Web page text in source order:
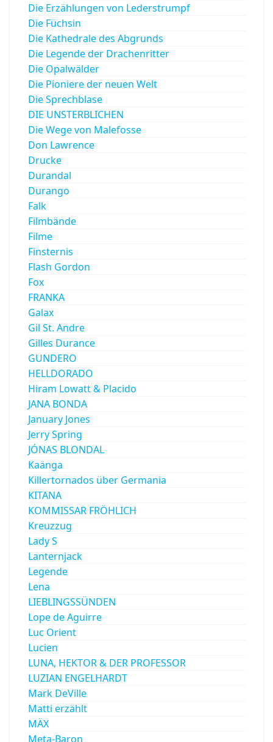
Die Erzählungen von Lederstrumpf
Die Füchsin
Die Kathedrale des Abgrunds
Die Legende der Drachenritter
Die Opalwälder
Die Pioniere der neuen Welt
Die Sprechblase
DIE UNSTERBLICHEN
Die Wege von Malefosse
Don Lawrence
Drucke
Durandal
Durango
Falk
Filmbände
Filme
Finsternis
Flash Gordon
Fox
FRANKA
Galax
Gil St. Andre
Gilles Durance
GUNDERO
HELLDORADO
Hiram Lowatt & Placido
JANA BONDA
January Jones
Jerry Spring
JÓNAS BLONDAL
Kaänga
Killertornados über Germania
KITANA
KOMMISSAR FRÖHLICH
Kreuzzug
Lady S
Lanternjack
Legende
Lena
LIEBLINGSSÜNDEN
Lope de Aguirre
Luc Orient
Lucien
LUNA, HEKTOR & DER PROFESSOR
LUZIAN ENGELHARDT
Mark DeVille
Matti erzählt
MÄX
Meta-Baron